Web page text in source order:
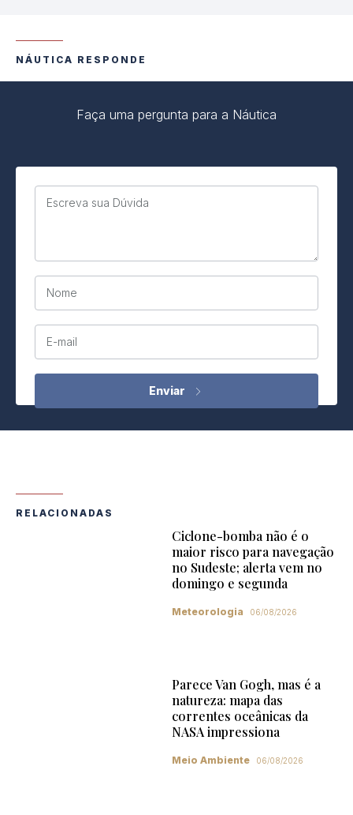
NÁUTICA RESPONDE
Faça uma pergunta para a Náutica
Escreva sua Dúvida
Nome
E-mail
RELACIONADAS
Ciclone-bomba não é o
maior risco para navegação
no Sudeste; alerta vem no
domingo e segunda
Meteorologia 06/08/2026
Parece Van Gogh, mas é a
natureza: mapa das
correntes oceânicas da
NASA impressiona
Meio Ambiente 06/08/2026